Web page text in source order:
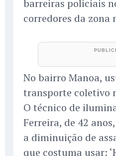
barreiras policiais
corredores da zona
No bairro Manoa,
transporte coletivo
O técnico de
Ferreira, de 42
a diminuição de
que costuma usar: